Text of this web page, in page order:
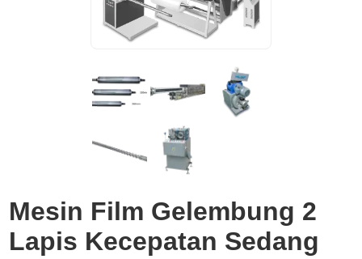
Mesin Film Gelembung 2
Lapis Kecepatan Sedang